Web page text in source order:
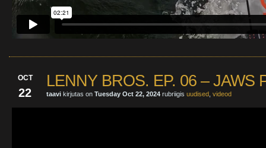
OCT
22
LENNY BROS. EP. 06 – JAWS
taavi kirjutas on Tuesday Oct 22, 2024 rubriigis uudised videod